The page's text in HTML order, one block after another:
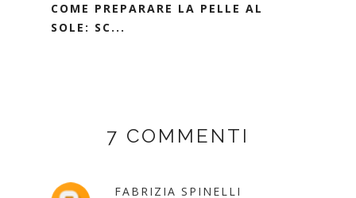
COME PREPARARE LA PELLE AL
SOLE: SC...
7 COMMENTI
FABRIZIA SPINELLI